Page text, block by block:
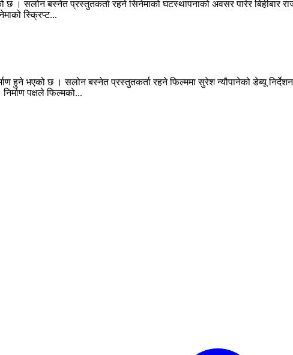
छ । सलोन बस्नेत प्रस्तुतकर्ता रहने सिनेमाको घटस्थापनाको अवसर पारेर बिहीबार
स्क्रिप्ट...
हुने भएको छ । सलोन बस्नेत प्रस्तुतकर्ता रहने फिल्ममा सुरेश न्यौपानेको डेब्यू
पक्षले फिल्मको...